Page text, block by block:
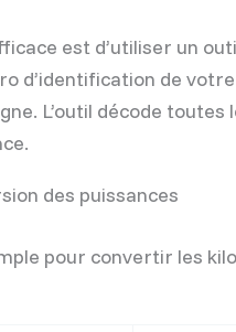
est d’utiliser un
d’identification de
L’outil décode
des puissances
pour convertir les